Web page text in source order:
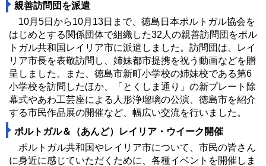
親善訪問団を派遣
10月5日から10月13日まで、徳島日本ポルトガル協会を
はじめとする関係団体で組織した32人の親善訪問団をポル
トガル共和国レイリア市に派遣しました。訪問団は、レイ
リア市長を表敬訪問し、姉妹都市提携を祝う動画などを贈
呈しました。また、徳島市新町小学校の姉妹校である第6
小学校を訪問したほか、「とくしま通り」の新プレート除
幕式やあわ工芸座による人形浄瑠璃の公演、徳島市を紹介
する市民作品展の開催など、幅広い交流を行いました。
ポルトガル＆（あんど）レイリア・ウイーク開催
ポルトガル共和国やレイリア市について、市民の皆さん
に身近に感じていただくために、各種イベントを開催しま